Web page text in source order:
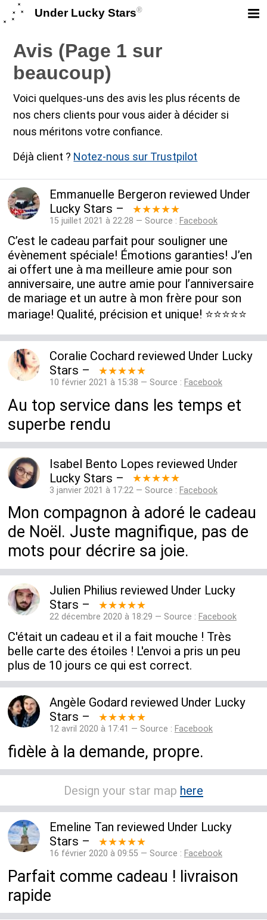
Under Lucky Stars®
Avis (Page 1 sur
beaucoup)
Voici quelques-uns des avis les plus récents de
nos chers clients pour vous aider à décider si
nous méritons votre confiance.
Déjà client ? Notez-nous sur Trustpilot
Emmanuelle Bergeron reviewed Under
Lucky Stars – ★★★★★
15 juillet 2021 à 22:28 — Source : Facebook
C’est le cadeau parfait pour souligner une
évènement spéciale! Émotions garanties! J’en
ai offert une à ma meilleure amie pour son
anniversaire, une autre amie pour l’anniversaire
de mariage et un autre à mon frère pour son
mariage! Qualité, précision et unique! ⭐️⭐️⭐️⭐️⭐️
Coralie Cochard reviewed Under Lucky
Stars – ★★★★★
10 février 2021 à 15:38 — Source : Facebook
Au top service dans les temps et
superbe rendu
Isabel Bento Lopes reviewed Under
Lucky Stars – ★★★★★
3 janvier 2021 à 17:22 — Source : Facebook
Mon compagnon à adoré le cadeau
de Noël. Juste magnifique, pas de
mots pour décrire sa joie.
Julien Philius reviewed Under Lucky
Stars – ★★★★★
22 décembre 2020 à 18:29 — Source : Facebook
C'était un cadeau et il a fait mouche ! Très
belle carte des étoiles ! L'envoi a pris un peu
plus de 10 jours ce qui est correct.
Angèle Godard reviewed Under Lucky
Stars – ★★★★★
12 avril 2020 à 17:41 — Source : Facebook
fidèle à la demande, propre.
Design your star map here
Emeline Tan reviewed Under Lucky
Stars – ★★★★★
16 février 2020 à 09:55 — Source : Facebook
Parfait comme cadeau ! livraison
rapide